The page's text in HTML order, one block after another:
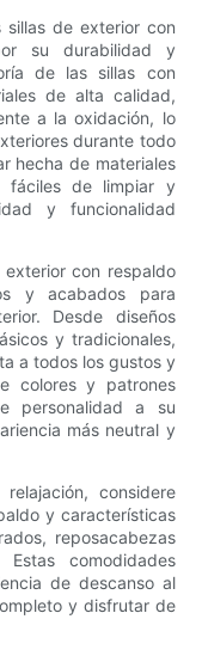
sillas de exterior con
su durabilidad y
de las sillas con
de alta calidad,
a la oxidación, lo
durante todo
hecha de materiales
fáciles de limpiar y
y funcionalidad
con respaldo
y acabados para
Desde diseños
y tradicionales,
a todos los gustos y
colores y patrones
personalidad a su
más neutral y
considere
y características
reposacabezas
comodidades
de descanso al
y disfrutar de